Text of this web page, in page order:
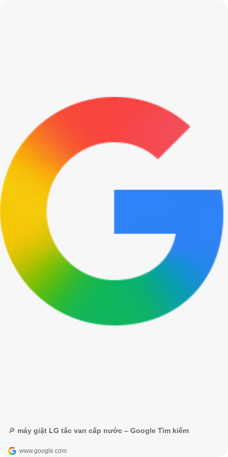
🔎 máy giặt LG tắc van cấp nước – Google Tìm kiếm
www.google.com